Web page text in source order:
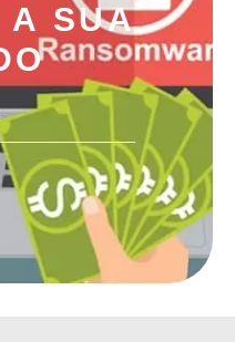
A SUA